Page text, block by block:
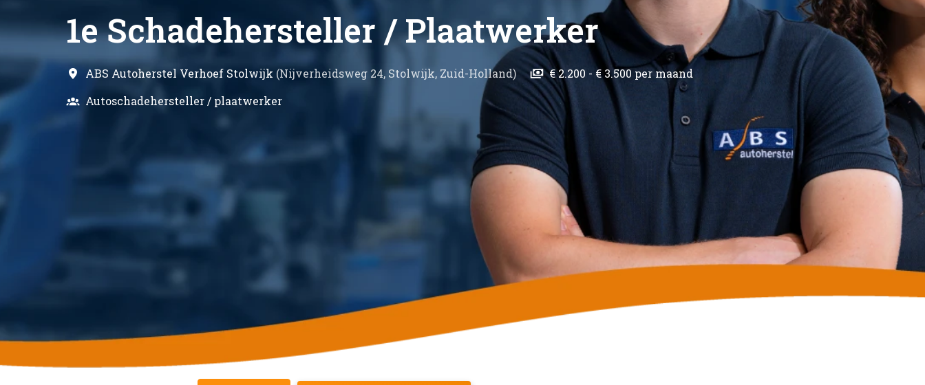
1e Schadehersteller / Plaatwerker
ABS Autoherstel Verhoef Stolwijk (Nijverheidsweg 24, Stolwijk, Zuid-Holland)
€ 2.200 - € 3.500 per maand
Autoschadehersteller / plaatwerker